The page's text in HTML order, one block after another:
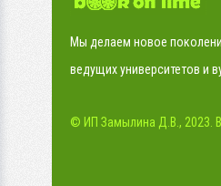
Мы делаем новое
ведущих университетов и
© ИП Замылина Д.В., 2023.